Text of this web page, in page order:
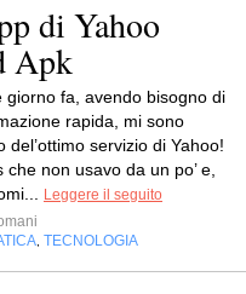
di Yahoo
Apk
giorno fa, avendo bisogno di
rapida, mi sono
del’ottimo servizio di Yahoo!
che non usavo da un po’ e,
Leggere il seguito
TECNOLOGIA